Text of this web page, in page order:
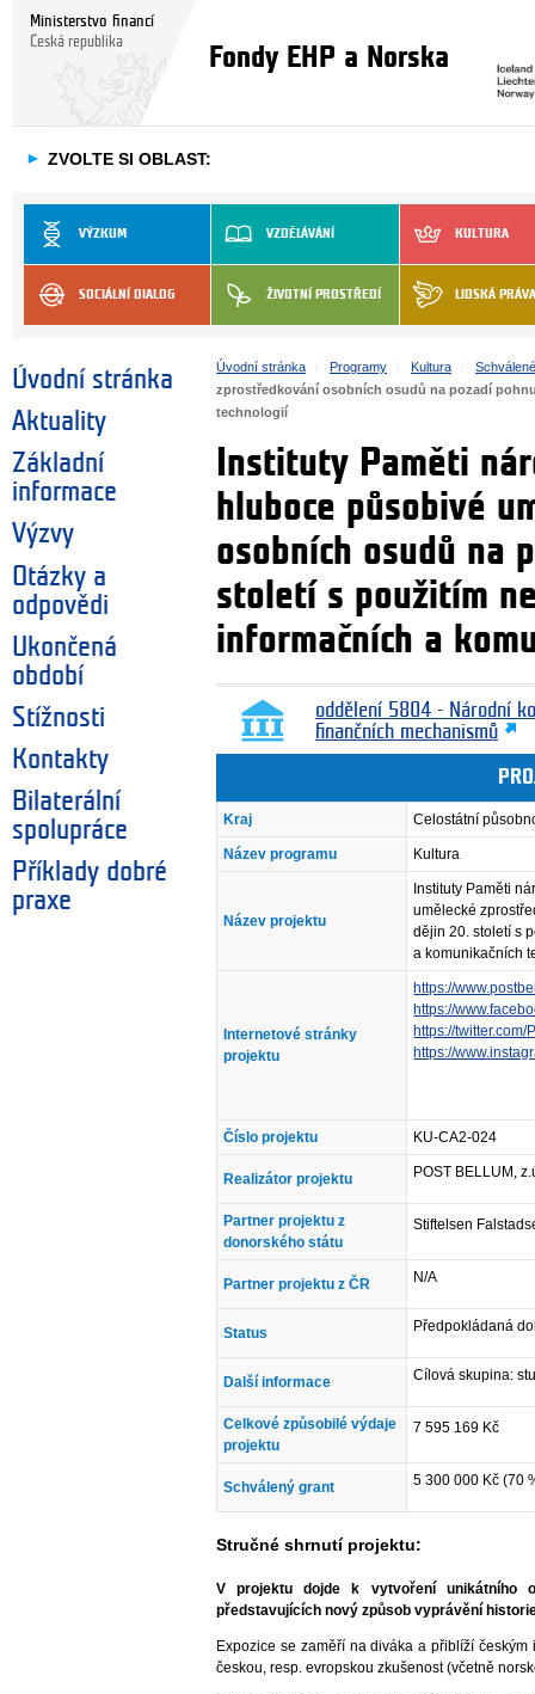
Ministerstvo financí
Česká republika
Fondy EHP a Norska
► ZVOLTE SI OBLAST:
VÝZKUM VZDĚLÁVÁNÍ KULTURA
SOCIÁLNÍ DIALOG ŽIVOTNÍ PROSTŘEDÍ LIDSKÁ PRÁVA
Úvodní stránka
Aktuality
Základní
informace
Výzvy
Otázky a
odpovědi
Ukončená
období
Stížnosti
Kontakty
Bilaterální
spolupráce
Příklady dobré
praxe
Úvodní stránka Programy Kultura
zprostředkování osobních osudů na pozadí
technologií
Instituty Paměti
hluboce působivé
osobních osudů na
století s použitím
informačních a
oddělení 5804 - Národní
finančních mechanismů
Kraj Celostátní
Název programu Kultura
Název projektu
Instituty Paměti
umělecké
dějin 20. století s
a komunikačních
Internetové stránky
projektu
https://
https://
https://twitter.com/
https://
Číslo projektu KU-CA2-024
Realizátor projektu POST BELLUM,
Partner projektu z
donorského státu
Stiftelsen
Partner projektu z ČR N/A
Status Předpokládaná
Další informace Cílová skupina:
Celkové způsobilé výdaje
projektu
7 595 169 Kč
Schválený grant 5 300 000 Kč (70
Stručné shrnutí projektu:
V projektu dojde k vytvoření unikátního
představujících nový způsob vyprávění
Expozice se zaměří na diváka a přiblíží
českou, resp. evropskou zkušenost (včetně